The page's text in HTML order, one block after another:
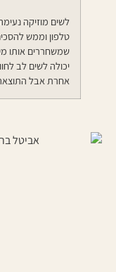
לשים מוזיקה
טלפון וממש
שמשחררים אותו
יכולה לשים לב
אחרת אבל